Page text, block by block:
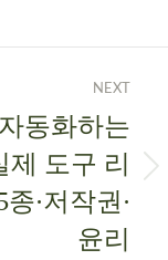
NEXT
동화하는
제 도구 리
·저작권·
윤리